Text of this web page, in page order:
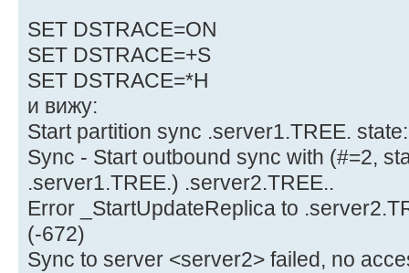
SET DSTRACE=ON
SET DSTRACE=+S
SET DSTRACE=*H
и вижу:
Start partition sync .server1.TREE.
Sync - Start outbound sync with (#=2,
.server1.TREE.) .server2.TREE..
Error _StartUpdateReplica to
(-672)
Sync to server <server2> failed, no